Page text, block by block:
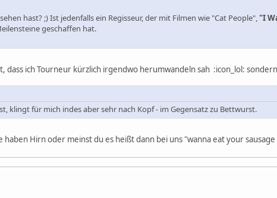
hast? ;) Ist jedenfalls ein Regisseur, der mit Filmen wie "Cat People", "I
geschaffen hat.
dass ich Tourneur kürzlich irgendwo herumwandeln sah :icon_lol:
klingt für mich indes aber sehr nach Kopf - im Gegensatz zu Bettwurst.
haben Hirn oder meinst du es heißt dann bei uns "wanna eat your